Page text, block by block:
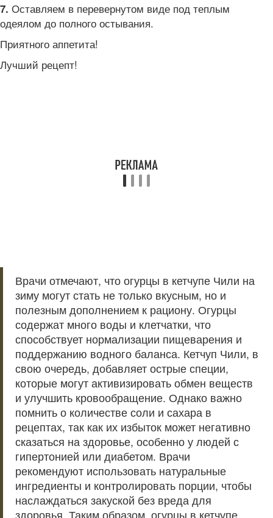
7. Оставляем в перевернутом виде под теплым
одеялом до полного остывания.
Приятного аппетита!
Лучший рецепт!
Врачи отмечают, что огурцы в кетчупе Чили на
зиму могут стать не только вкусным, но и
полезным дополнением к рациону. Огурцы
содержат много воды и клетчатки, что
способствует нормализации пищеварения и
поддержанию водного баланса. Кетчуп Чили, в
свою очередь, добавляет острые специи,
которые могут активизировать обмен веществ
и улучшить кровообращение. Однако важно
помнить о количестве соли и сахара в
рецептах, так как их избыток может негативно
сказаться на здоровье, особенно у людей с
гипертонией или диабетом. Врачи
рекомендуют использовать натуральные
ингредиенты и контролировать порции, чтобы
наслаждаться закуской без вреда для
здоровья. Таким образом, огурцы в кетчупе